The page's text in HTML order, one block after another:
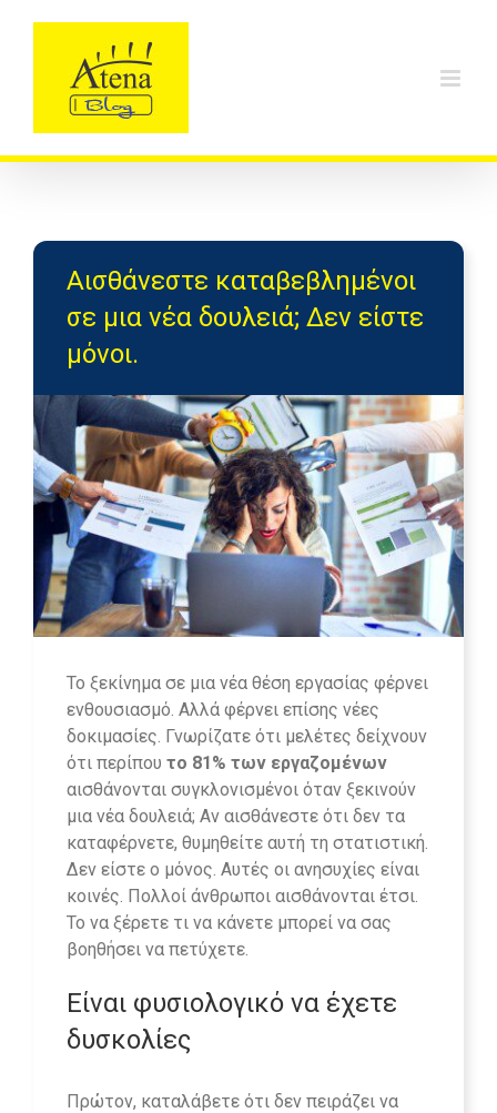
Αισθάνεστε καταβεβλημένοι
σε μια νέα δουλειά; Δεν είστε
μόνοι.
Το ξεκίνημα σε μια νέα θέση εργασίας φέρνει
ενθουσιασμό. Αλλά φέρνει επίσης νέες
δοκιμασίες. Γνωρίζατε ότι μελέτες δείχνουν
ότι περίπου το 81% των εργαζομένων
αισθάνονται συγκλονισμένοι όταν ξεκινούν
μια νέα δουλειά; Αν αισθάνεστε ότι δεν τα
καταφέρνετε, θυμηθείτε αυτή τη στατιστική.
Δεν είστε ο μόνος. Αυτές οι ανησυχίες είναι
κοινές. Πολλοί άνθρωποι αισθάνονται έτσι.
Το να ξέρετε τι να κάνετε μπορεί να σας
βοηθήσει να πετύχετε.
Είναι φυσιολογικό να έχετε
δυσκολίες
Πρώτον, καταλάβετε ότι δεν πειράζει να